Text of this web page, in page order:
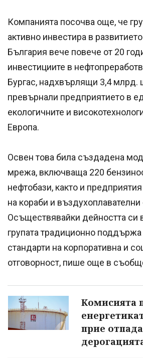
Компанията посочва още, че
активно инвестира в
България вече повече от 20
инвестициите в
Бургас, надхвърлящи 3,4 млрд.
превърнали предприятието в
екологичните и
Европа.
Освен това била създадена
мрежа, включваща 220
нефтобази, както и
на кораби и
Осъществявайки дейността си
групата традиционно
стандарти на корпоративна и
отговорност, пише още в
Комисията
прие